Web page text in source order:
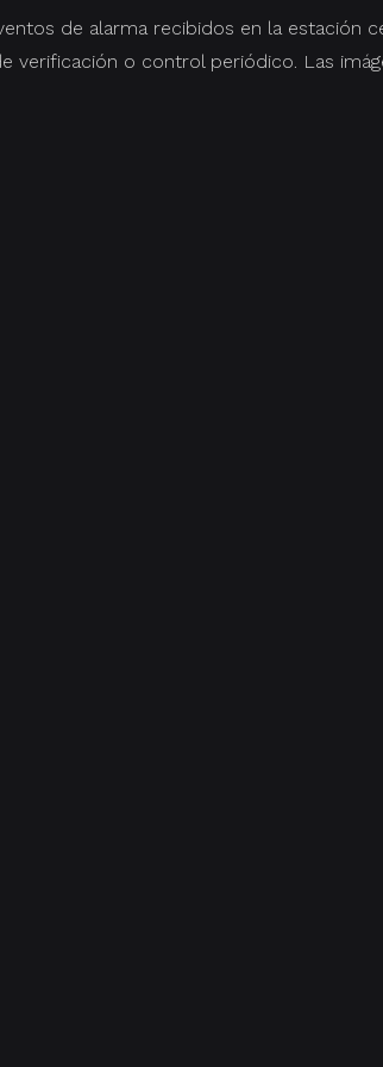
de alarma recibidos en la estación
verificación o control periódico. Las